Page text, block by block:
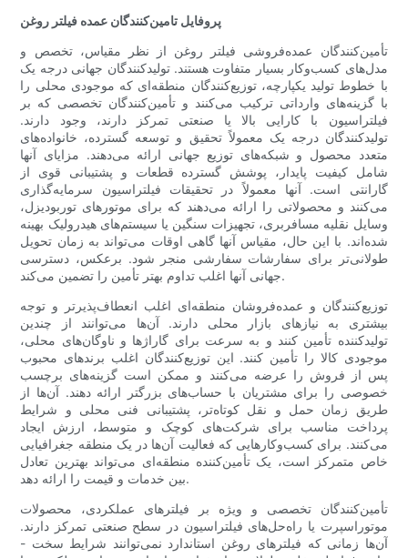
پروفایل تامین‌کنندگان عمده فیلتر روغن
تأمین‌کنندگان عمده‌فروشی فیلتر روغن از نظر مقیاس، تخصص و
مدل‌های کسب‌وکار بسیار متفاوت هستند. تولیدکنندگان جهانی درجه یک
با خطوط تولید یکپارچه، توزیع‌کنندگان منطقه‌ای که موجودی محلی را
با گزینه‌های وارداتی ترکیب می‌کنند و تأمین‌کنندگان تخصصی که بر
فیلتراسیون با کارایی بالا یا صنعتی تمرکز دارند، وجود دارند.
تولیدکنندگان درجه یک معمولاً تحقیق و توسعه گسترده، خانواده‌های
متعدد محصول و شبکه‌های توزیع جهانی ارائه می‌دهند. مزایای آنها
شامل کیفیت پایدار، پوشش گسترده قطعات و پشتیبانی قوی از
گارانتی است. آنها معمولاً در تحقیقات فیلتراسیون سرمایه‌گذاری
می‌کنند و محصولاتی را ارائه می‌دهند که برای موتورهای توربودیزل،
وسایل نقلیه مسافربری، تجهیزات سنگین یا سیستم‌های هیدرولیک بهینه
شده‌اند. با این حال، مقیاس آنها گاهی اوقات می‌تواند به زمان تحویل
طولانی‌تر برای سفارشات سفارشی منجر شود. برعکس، دسترسی
جهانی آنها اغلب تداوم بهتر تأمین را تضمین می‌کند.
توزیع‌کنندگان و عمده‌فروشان منطقه‌ای اغلب انعطاف‌پذیرتر و توجه
بیشتری به نیازهای بازار محلی دارند. آن‌ها می‌توانند از چندین
تولیدکننده تأمین کنند و به سرعت برای گاراژها و ناوگان‌های محلی،
موجودی کالا را تأمین کنند. این توزیع‌کنندگان اغلب برندهای محبوب
پس از فروش را عرضه می‌کنند و ممکن است گزینه‌های برچسب
خصوصی را برای مشتریان با حساب‌های بزرگتر ارائه دهند. آن‌ها از
طریق زمان حمل و نقل کوتاه‌تر، پشتیبانی فنی محلی و شرایط
پرداخت مناسب برای شرکت‌های کوچک و متوسط، ارزش ایجاد
می‌کنند. برای کسب‌وکارهایی که فعالیت آن‌ها در یک منطقه جغرافیایی
خاص متمرکز است، یک تأمین‌کننده منطقه‌ای می‌تواند بهترین تعادل
بین خدمات و قیمت را ارائه دهد.
تأمین‌کنندگان تخصصی و ویژه بر فیلترهای عملکردی، محصولات
موتوراسپرت یا راه‌حل‌های فیلتراسیون در سطح صنعتی تمرکز دارند.
آن‌ها زمانی که فیلترهای روغن استاندارد نمی‌توانند شرایط سخت -